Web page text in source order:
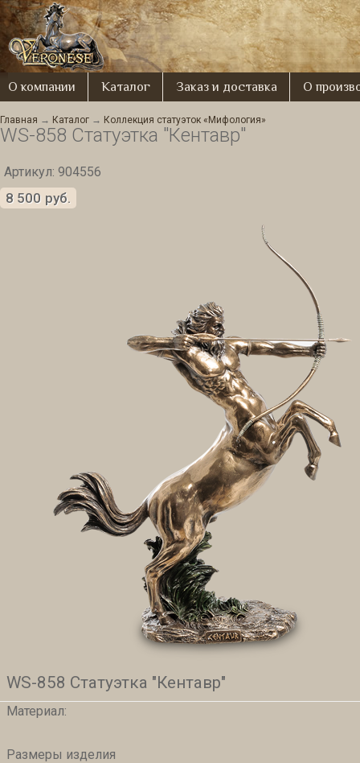
О компании Каталог Заказ и доставка О
Главная → Каталог → Коллекция статуэток «Мифология»
WS-858 Статуэтка "Кентавр"
Артикул: 904556
8 500 руб.
WS-858 Статуэтка "Кентавр"
Материал:
Размеры изделия